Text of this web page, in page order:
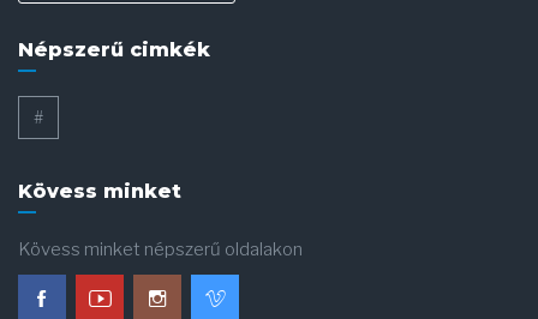
Népszerű cimkék
#
Kövess minket
Kövess minket népszerű oldalakon